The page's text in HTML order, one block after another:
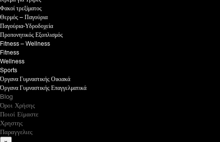
Φακοί τρεξίματος
Θερμός – Παγούρια
Παγούρια-Υδροδοχεία
Προπονητικός Εξοπλισμός
Fitness – Wellness
Fitness
Wellness
Sports
Όργανα Γυμναστικής Οικιακά
Όργανα Γυμναστικής Επαγγελματικά
Blog
Όροι Χρήσης
Ποιοί Είμαστε
Χρηστης
Παραγγελιες